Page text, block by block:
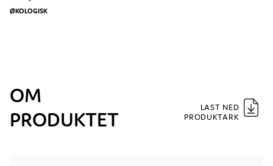
ØKOLOGISK
OM
PRODUKTET
LAST NED
PRODUKTARK